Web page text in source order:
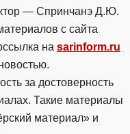
— Спринчанэ Д.Ю.
с сайта
на sarinform.ru
за достоверность
Такие материалы
материал» и